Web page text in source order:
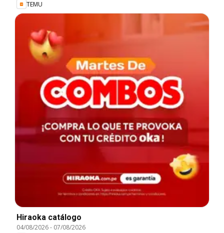
TEMU
Hiraoka catálogo
04/08/2026- 07/08/2026